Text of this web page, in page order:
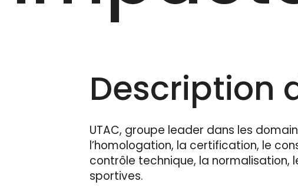
Description
UTAC, groupe leader dans les
l’homologation, la certification, le
contrôle technique, la
sportives.